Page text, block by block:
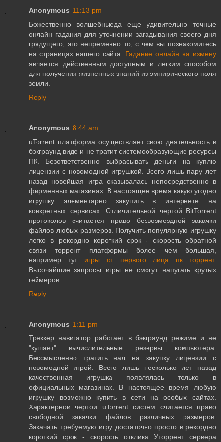
Anonymous 11:13 pm
Божественно волшебныеда еще удивительно точные
онлайн гадания для уточнении загадывания своего дня
грядущего, это непременно то, с чем вы познакомитесь
на страницах нашего сайта. Гадание онлайн на измену
является действенным доступным и легким способом
для получения жизненных знаний из эмпирического поля
земли.
Reply
Anonymous 8:44 am
uTorrent платформа осуществляет свою деятельность в
бэкграунд виде и не тратит системообразующие ресурсы
ПК. Безответственно выбрасывать деньги на куплю
лицензии с новомодной игрушкой. Всего лишь пару лет
назад новейшая игра оказывалась непосредственно в
фирменных магазинах. В настоящее время какую угодно
игрушку элементарно закупить в интернете на
конкретных сервисах. Отличительной чертой BitTorrent
протоколов считается право безвозмездной закачки
файлов любых размеров. Получить популярную игрушку
легко в рекордно короткий срок - скорость обратной
связи торрент платформы более чем большая,
например тут игры от первого лица пк торрент.
Высочайшие запросы игры не смогут напугать крутых
геймеров.
Reply
Anonymous 1:11 pm
Треккер навигатор работает в бэкграунд режиме и не
"кушает" вычислительные резервы компьютера.
Бессмысленно тратить нал на закупку лицензии с
новомодной игрой. Всего лишь несколько лет назад
качественная игрушка появлялась только в
официальных магазинах. В настоящее время любую
игрушку возможно купить в сети на особых сайтах.
Характерной чертой uTorrent систем считается право
свободной закачки файлов различных размеров.
Закачать требуемую игру достаточно просто в рекордно
короткий срок - скорость отклика Уторрент сервера